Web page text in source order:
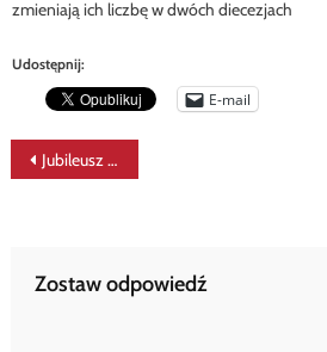
zmieniają ich liczbę w dwóch diecezjach
Udostępnij:
E-mail
Nawigacja
Jubileusz Diakonów: papieskie pozdrowienie
Zostaw odpowiedź